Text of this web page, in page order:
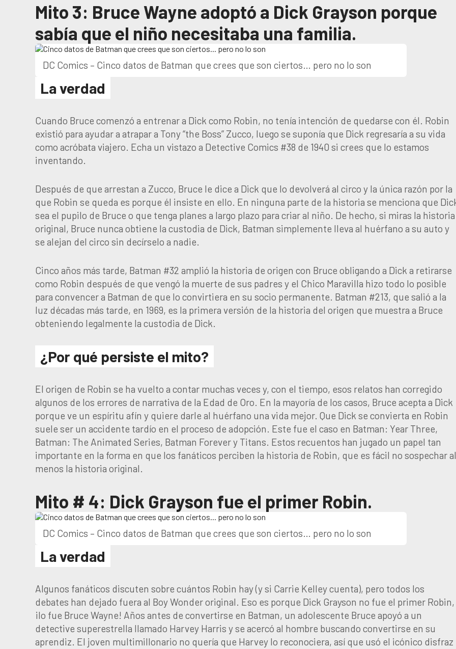
Mito 3: Bruce Wayne adoptó a Dick Grayson porque
sabía que el niño necesitaba una familia.
DC Comics – Cinco datos de Batman que crees que son ciertos… pero no lo son
La verdad
Cuando Bruce comenzó a entrenar a Dick como Robin, no tenía intención de quedarse con él. Robin
existió para ayudar a atrapar a Tony “the Boss” Zucco, luego se suponía que Dick regresaría a su vida
como acróbata viajero. Echa un vistazo a Detective Comics #38 de 1940 si crees que lo estamos
inventando.
Después de que arrestan a Zucco, Bruce le dice a Dick que lo devolverá al circo y la única razón por la
que Robin se queda es porque él insiste en ello. En ninguna parte de la historia se menciona que
sea el pupilo de Bruce o que tenga planes a largo plazo para criar al niño. De hecho, si miras la historia
original, Bruce nunca obtiene la custodia de Dick, Batman simplemente lleva al huérfano a su auto y
se alejan del circo sin decírselo a nadie.
Cinco años más tarde, Batman #32 amplió la historia de origen con Bruce obligando a Dick a retirarse
como Robin después de que vengó la muerte de sus padres y el Chico Maravilla hizo todo lo posible
para convencer a Batman de que lo convirtiera en su socio permanente. Batman #213, que salió a la
luz décadas más tarde, en 1969, es la primera versión de la historia del origen que muestra a Bruce
obteniendo legalmente la custodia de Dick.
¿Por qué persiste el mito?
El origen de Robin se ha vuelto a contar muchas veces y, con el tiempo, esos relatos han corregido
algunos de los errores de narrativa de la Edad de Oro. En la mayoría de los casos, Bruce acepta a Dick
porque ve un espíritu afín y quiere darle al huérfano una vida mejor. Que Dick se convierta en Robin
suele ser un accidente tardío en el proceso de adopción. Este fue el caso en Batman: Year Three,
Batman: The Animated Series, Batman Forever y Titans. Estos recuentos han jugado un papel tan
importante en la forma en que los fanáticos perciben la historia de Robin, que es fácil no sospechar
menos la historia original.
Mito # 4: Dick Grayson fue el primer Robin.
DC Comics – Cinco datos de Batman que crees que son ciertos… pero no lo son
La verdad
Algunos fanáticos discuten sobre cuántos Robin hay (y si Carrie Kelley cuenta), pero todos los
debates han dejado fuera al Boy Wonder original. Eso es porque Dick Grayson no fue el primer Robin,
¡lo fue Bruce Wayne! Años antes de convertirse en Batman, un adolescente Bruce apoyó a un
detective superestrella llamado Harvey Harris y se acercó al hombre buscando convertirse en su
aprendiz. El joven multimillonario no quería que Harvey lo reconociera, así que usó el icónico disfraz